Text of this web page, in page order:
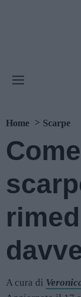
Home Scarpe
A cura di